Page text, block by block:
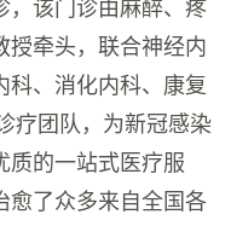
，该门诊由麻醉、疼
授牵头，联合神经内
科、消化内科、康复
疗团队，为新冠感染
质的一站式医疗服
愈了众多来自全国各